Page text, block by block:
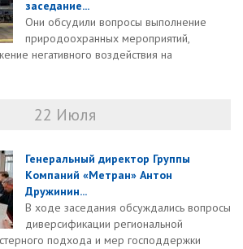
заседание...
Они обсудили вопросы выполнение
природоохранных мероприятий,
негативного воздействия на
22 Июля
Генеральный директор Группы
Компаний «Метран» Антон
Дружинин...
В ходе заседания обсуждались вопросы
диверсификации региональной
подхода и мер господдержки